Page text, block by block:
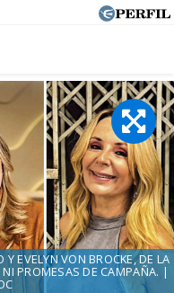
EVELYN VON BROCKE, DE LA
PROMESAS DE CAMPAÑA. |